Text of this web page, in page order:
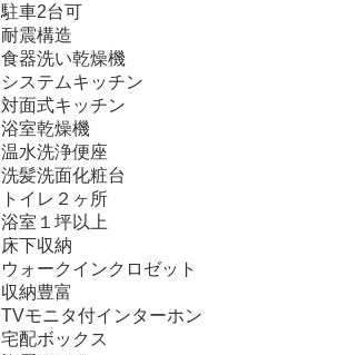
駐車2台可
耐震構造
食器洗い乾燥機
システムキッチン
対面式キッチン
浴室乾燥機
温水洗浄便座
洗髪洗面化粧台
トイレ２ヶ所
浴室１坪以上
床下収納
ウォークインクロゼット
収納豊富
TVモニタ付インターホン
宅配ボックス